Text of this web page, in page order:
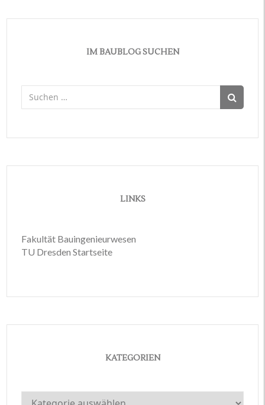
IM BAUBLOG SUCHEN
Suchen
nach:
LINKS
Fakultät Bauingenieurwesen
TU Dresden Startseite
KATEGORIEN
Kategorien